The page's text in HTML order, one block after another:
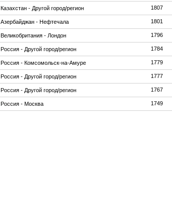
Казахстан - Другой город/регион 1807
Азербайджан - Нефтечала 1801
Великобритания - Лондон 1796
Россия - Другой город/регион 1784
Россия - Комсомольск-на-Амуре 1779
Россия - Другой город/регион 1777
Россия - Другой город/регион 1767
Россия - Москва 1749